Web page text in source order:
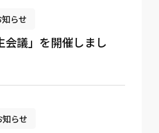
らせ
会議」を開催しまし
知らせ